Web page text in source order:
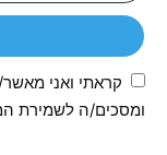
קראתי ואני
ומסכים/ה לשמירת